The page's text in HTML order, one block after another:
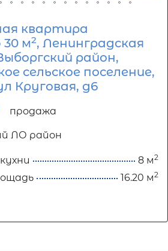
квартира
м2, Ленинградская
район,
сельское поселение,
Круговая, д6
продажа
ЛО район
8 м2
16.20 м2